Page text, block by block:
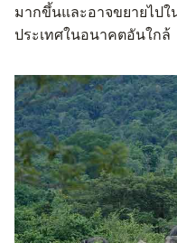
มากขึ้นและอาจขยายไป
ประเทศในอนาคตอันใกล้